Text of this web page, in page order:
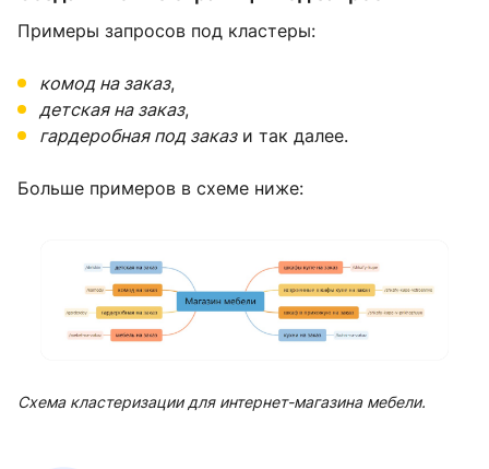
Примеры запросов под кластеры:
комод на заказ,
детская на заказ,
гардеробная под закази так далее.
Больше примеров в схеме ниже:
Схема кластеризации для интернет-магазина мебели.